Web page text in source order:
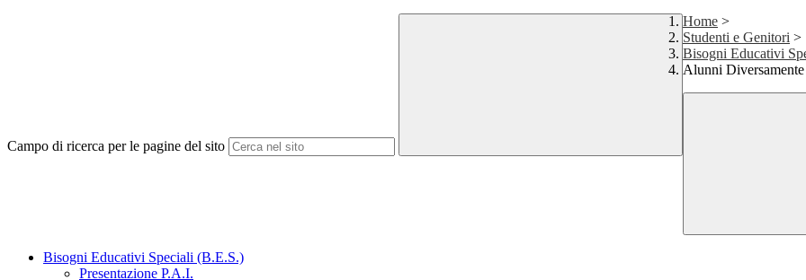
Campo di ricerca per le pagine del sito
Home >
Studenti e Genitori >
Bisogni Educativi
Alunni
Bisogni Educativi Speciali (B.E.S.)
Presentazione P.A.I.